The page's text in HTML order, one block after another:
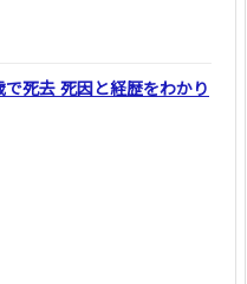
で死去 死因と経歴をわかり